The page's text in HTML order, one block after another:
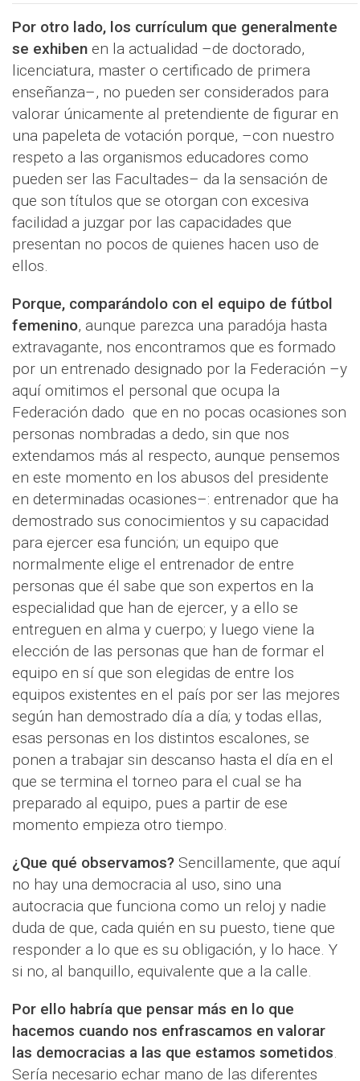
Por otro lado, los currículum que generalmente
se exhiben en la actualidad –de doctorado,
licenciatura, master o certificado de primera
enseñanza–, no pueden ser considerados para
valorar únicamente al pretendiente de figurar en
una papeleta de votación porque, –con nuestro
respeto a las organismos educadores como
pueden ser las Facultades– da la sensación de
que son títulos que se otorgan con excesiva
facilidad a juzgar por las capacidades que
presentan no pocos de quienes hacen uso de
ellos.
Porque, comparándolo con el equipo de fútbol
femenino, aunque parezca una paradója hasta
extravagante, nos encontramos que es formado
por un entrenado designado por la Federación –y
aquí omitimos el personal que ocupa la
Federación dado que en no pocas ocasiones son
personas nombradas a dedo, sin que nos
extendamos más al respecto, aunque pensemos
en este momento en los abusos del presidente
en determinadas ocasiones–: entrenador que ha
demostrado sus conocimientos y su capacidad
para ejercer esa función; un equipo que
normalmente elige el entrenador de entre
personas que él sabe que son expertos en la
especialidad que han de ejercer, y a ello se
entreguen en alma y cuerpo; y luego viene la
elección de las personas que han de formar el
equipo en sí que son elegidas de entre los
equipos existentes en el país por ser las mejores
según han demostrado día a día; y todas ellas,
esas personas en los distintos escalones, se
ponen a trabajar sin descanso hasta el día en el
que se termina el torneo para el cual se ha
preparado al equipo, pues a partir de ese
momento empieza otro tiempo.
¿Que qué observamos? Sencillamente, que aquí
no hay una democracia al uso, sino una
autocracia que funciona como un reloj y nadie
duda de que, cada quién en su puesto, tiene que
responder a lo que es su obligación, y lo hace. Y
si no, al banquillo, equivalente que a la calle.
Por ello habría que pensar más en lo que
hacemos cuando nos enfrascamos en valorar
las democracias a las que estamos sometidos.
Sería necesario echar mano de las diferentes